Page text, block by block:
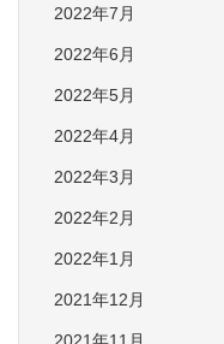
2022年7月
2022年6月
2022年5月
2022年4月
2022年3月
2022年2月
2022年1月
2021年12月